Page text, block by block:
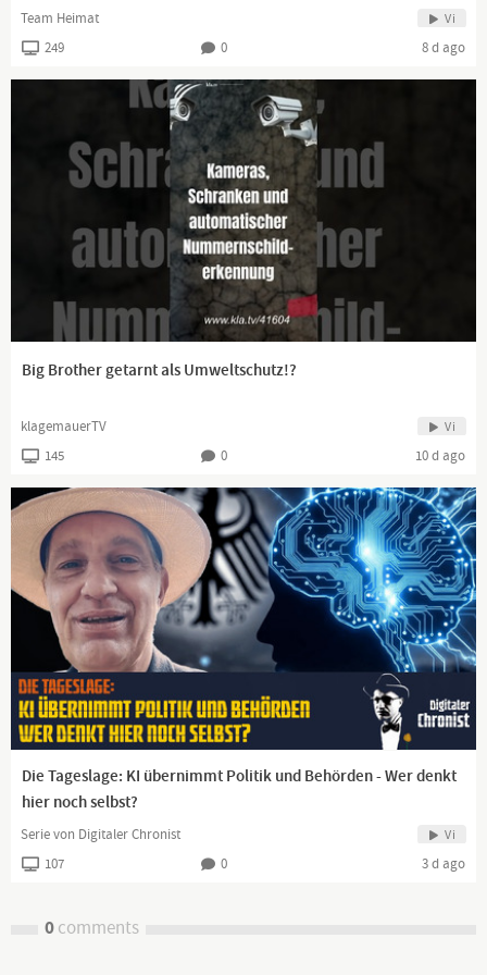
Schließe dich mir an!
Team Heimat Vi
249 0 8 d ago
Big Brother getarnt als Umweltschutz!?
klagemauerTV Vi
145 0 10 d ago
Die Tageslage: KI übernimmt Politik und Behörden - Wer denkt
hier noch selbst?
Serie von Digitaler Chronist Vi
107 0 3 d ago
0comments